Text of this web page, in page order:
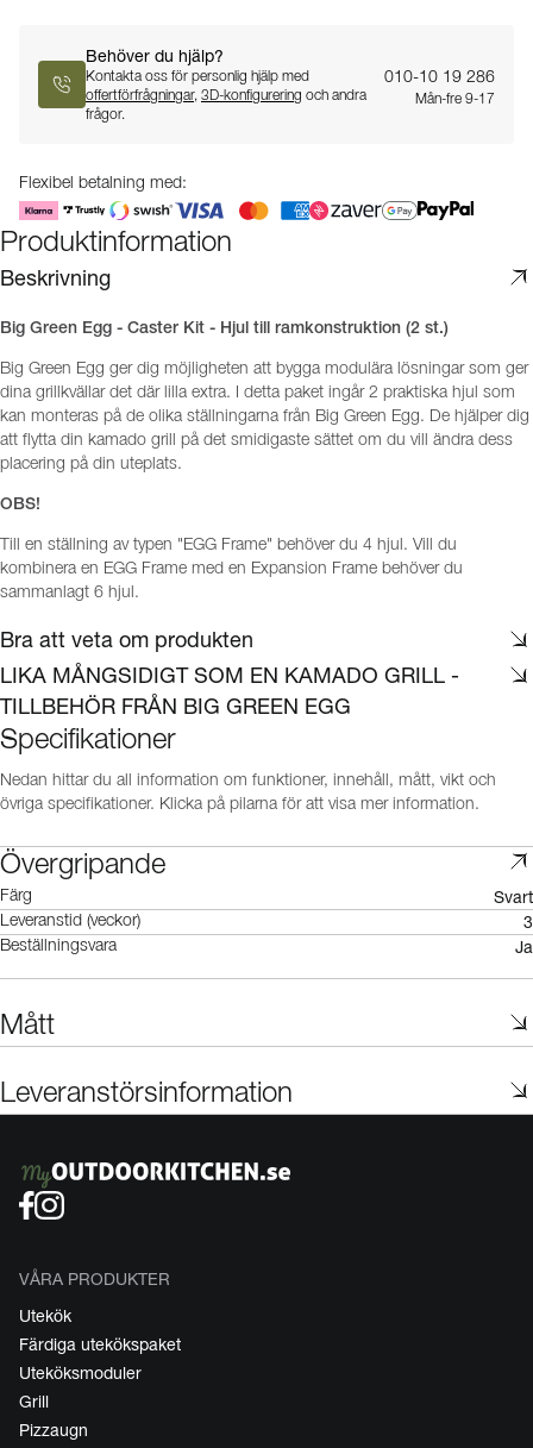
Behöver du hjälp?
Kontakta oss för personlig hjälp med
offertförfrågningar, 3D-konfigurering och andra
frågor.
010-10 19 286
Mån-fre 9-17
Flexibel betalning med:
Produktinformation
Beskrivning
Big Green Egg - Caster Kit - Hjul till ramkonstruktion (2 st.)
Big Green Egg ger dig möjligheten att bygga modulära lösningar som ger
dina grillkvällar det där lilla extra. I detta paket ingår 2 praktiska hjul som
kan monteras på de olika ställningarna från Big Green Egg. De hjälper dig
att flytta din kamado grill på det smidigaste sättet om du vill ändra dess
placering på din uteplats.
OBS!
Till en ställning av typen "EGG Frame" behöver du 4 hjul. Vill du
kombinera en EGG Frame med en Expansion Frame behöver du
sammanlagt 6 hjul.
Bra att veta om produkten
LIKA MÅNGSIDIGT SOM EN KAMADO GRILL -
TILLBEHÖR FRÅN BIG GREEN EGG
Specifikationer
Nedan hittar du all information om funktioner, innehåll, mått, vikt och
övriga specifikationer. Klicka på pilarna för att visa mer information.
Övergripande
Färg Svart
Leveranstid (veckor) 3
Beställningsvara Ja
Mått
Leveranstörsinformation
VÅRA PRODUKTER
Utekök
Färdiga utekökspaket
Uteköksmoduler
Grill
Pizzaugn